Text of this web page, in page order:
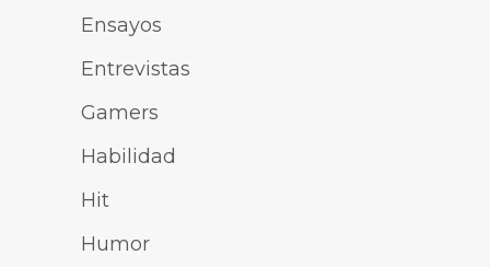
Ensayos
Entrevistas
Gamers
Habilidad
Hit
Humor